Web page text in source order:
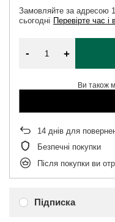
Підписка
Замовляйте за адресою
сьогодні Перевірте час і
- +
Ви також
14 днів для
Безпечні покупки
Після покупки ви